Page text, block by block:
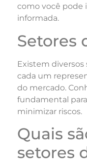
como você pode
informada.
Setores
Existem diversos
cada um
do mercado.
fundamental
minimizar riscos.
Quais
setores